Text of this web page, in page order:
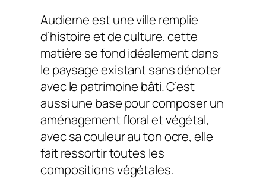
Audierne est une ville remplie
d’histoire et de culture, cette
matière se fond idéalement dans
le paysage existant sans dénoter
avec le patrimoine bâti. C’est
aussi une base pour composer un
aménagement floral et végétal,
avec sa couleur au ton ocre, elle
fait ressortir toutes les
compositions végétales.